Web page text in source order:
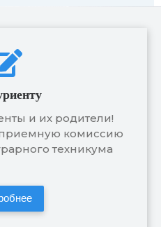
и их родители!
комиссию
техникума